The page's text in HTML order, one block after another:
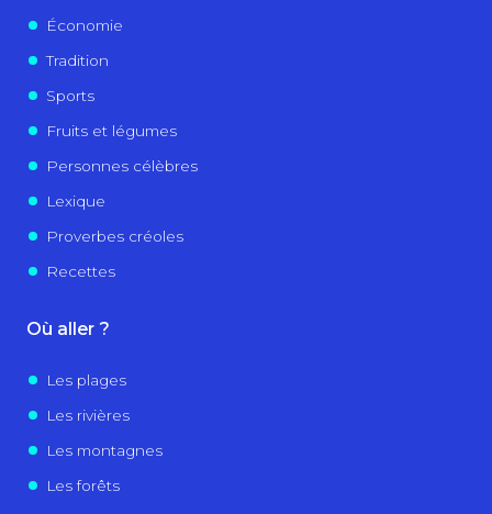
Économie
Tradition
Sports
Fruits et légumes
Personnes célèbres
Lexique
Proverbes créoles
Recettes
Où aller ?
Les plages
Les rivières
Les montagnes
Les forêts